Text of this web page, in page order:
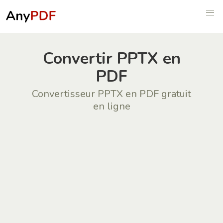
Convertir PPTX en
PDF
Convertisseur PPTX en PDF gratuit
en ligne